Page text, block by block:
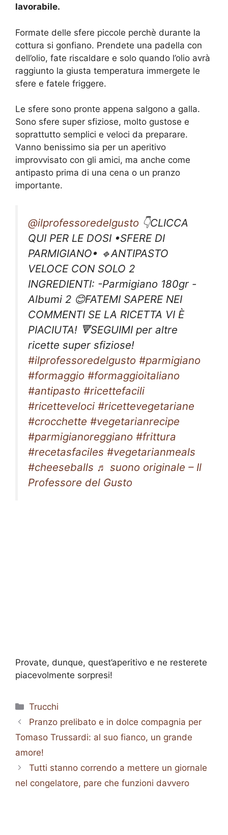
lavorabile.
Formate delle sfere piccole perchè durante la
cottura si gonfiano. Prendete una padella con
dell’olio, fate riscaldare e solo quando l’olio avrà
raggiunto la giusta temperatura immergete le
sfere e fatele friggere.
Le sfere sono pronte appena salgono a galla.
Sono sfere super sfiziose, molto gustose e
soprattutto semplici e veloci da preparare.
Vanno benissimo sia per un aperitivo
improvvisato con gli amici, ma anche come
antipasto prima di una cena o un pranzo
importante.
@ilprofessoredelgusto 👇CLICCA
QUI PER LE DOSI •SFERE DI
PARMIGIANO• 🔹ANTIPASTO
VELOCE CON SOLO 2
INGREDIENTI: -Parmigiano 180gr -
Albumi 2 😊FATEMI SAPERE NEI
COMMENTI SE LA RICETTA VI È
PIACIUTA! 🔻SEGUIMI per altre
ricette super sfiziose!
#ilprofessoredelgusto #parmigiano
#formaggio #formaggioitaliano
#antipasto #ricettefacili
#ricetteveloci #ricettevegetariane
#crocchette #vegetarianrecipe
#parmigianoreggiano #frittura
#recetasfaciles #vegetarianmeals
#cheeseballs ♬ suono originale – Il
Professore del Gusto
Provate, dunque, quest’aperitivo e ne resterete
piacevolmente sorpresi!
Categorie
Trucchi
Pranzo prelibato e in dolce compagnia per
Tomaso Trussardi: al suo fianco, un grande
amore!
Tutti stanno correndo a mettere un giornale
nel congelatore, pare che funzioni davvero